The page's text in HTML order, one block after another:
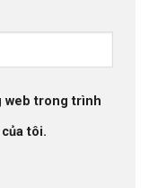
web trong trình
tôi.